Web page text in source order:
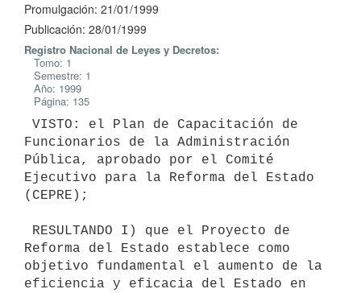
Promulgación: 21/01/1999
Publicación: 28/01/1999
Registro Nacional de Leyes y Decretos:
Tomo: 1
Semestre: 1
Año: 1999
Página: 135
Funcionarios de la Administración
Pública, aprobado por el Comité
Ejecutivo para la Reforma del Estado
(CEPRE);
Reforma del Estado establece como
objetivo fundamental el aumento de la
eficiencia y eficacia del Estado en